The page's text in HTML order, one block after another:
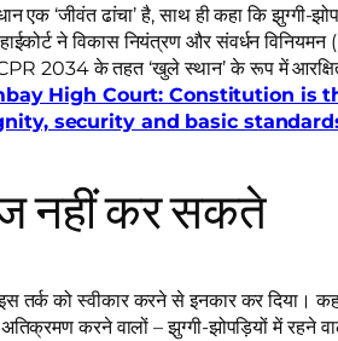
‘जीवंत ढांचा’ है, साथ ही कहा कि झुग्गी-
ने विकास नियंत्रण और संवर्धन विनियमन (
2034 के तहत ‘खुले स्थान’ के रूप में
High Court: Constitution is
security and basic
नहीं कर सकते
को स्वीकार करने से इनकार कर दिया।
करने वालों – झुग्गी-झोपड़ियों में रहने